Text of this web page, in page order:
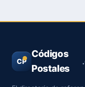
CP
Códigos
Postales